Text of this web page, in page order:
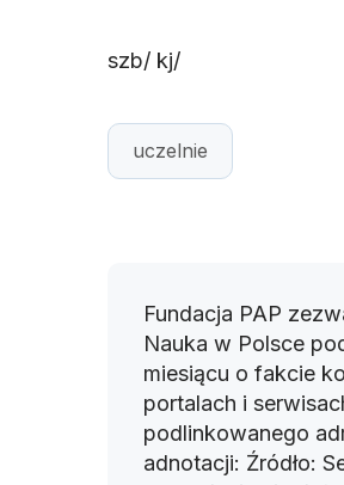
szb/ kj/
uczelnie
Fundacja PAP
Nauka w Polsce
miesiącu o fakcie
portalach i
podlinkowanego
adnotacji: Źródło: